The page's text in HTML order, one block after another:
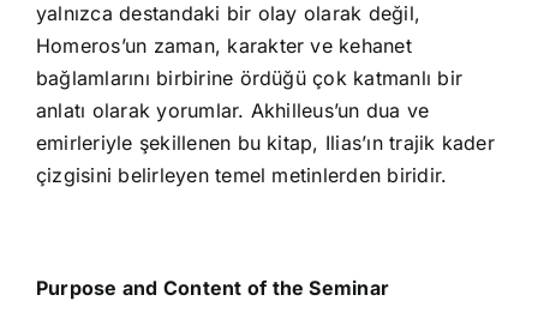
yalnızca destandaki bir olay olarak değil,
Homeros’un zaman, karakter ve kehanet
bağlamlarını birbirine ördüğü çok katmanlı bir
anlatı olarak yorumlar. Akhilleus’un dua ve
emirleriyle şekillenen bu kitap, Ilias’ın trajik kader
çizgisini belirleyen temel metinlerden biridir.
Purpose and Content of the Seminar